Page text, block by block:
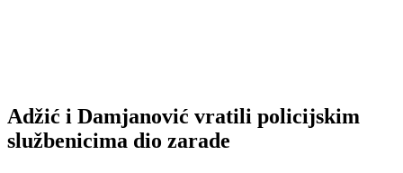
Adžić i Damjanović vratili policijskim
službenicima dio zarade